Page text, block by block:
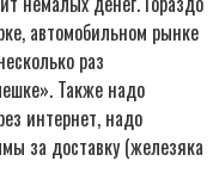
автомобильном рынке
раз
Также надо
интернет, надо
за доставку (железяка